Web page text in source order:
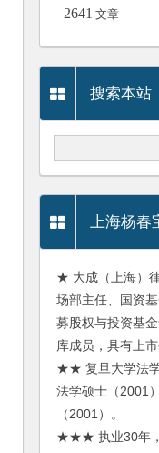
2641 文章
搜索本站
上海杨春
★ 大成（上海）
场部主任、国资
募股权与投资基
库成员，具有上
★★ 复旦大学法
法学硕士（2001
（2001）。
★★★ 执业30年，